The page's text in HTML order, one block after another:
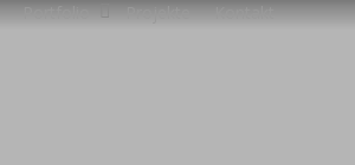
Portfolio Projekte Kontakt